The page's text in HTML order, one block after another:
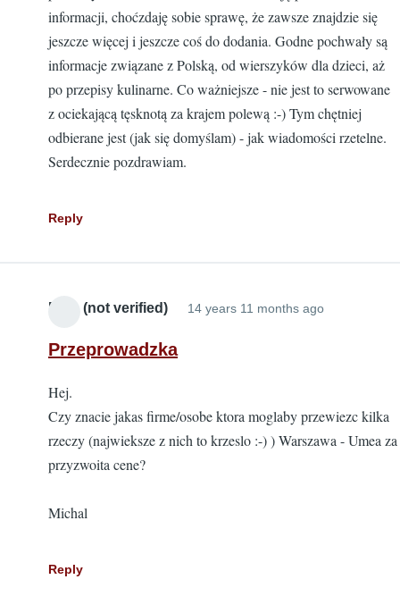
informacji, choćzdaję sobie sprawę, że zawsze znajdzie się
jeszcze więcej i jeszcze coś do dodania. Godne pochwały są
informacje związane z Polską, od wierszyków dla dzieci, aż
po przepisy kulinarne. Co ważniejsze - nie jest to serwowane
z ociekającą tęsknotą za krajem polewą :-) Tym chętniej
odbierane jest (jak się domyślam) - jak wiadomości rzetelne.
Serdecznie pozdrawiam.
Reply
Mike (not verified) 14 years 11 months ago
Przeprowadzka
Hej.
Czy znacie jakas firme/osobe ktora moglaby przewiezc kilka
rzeczy (najwieksze z nich to krzeslo :-) ) Warszawa - Umea za
przyzwoita cene?
Michal
Reply